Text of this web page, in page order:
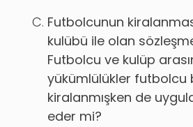
Futbolcunun
kulübü ile olan
Futbolcu ve kulüp
yükümlülükler futbolcu
kiralanmışken de
eder mi?